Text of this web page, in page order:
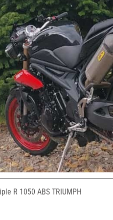
R 1050 ABS TRIUMPH